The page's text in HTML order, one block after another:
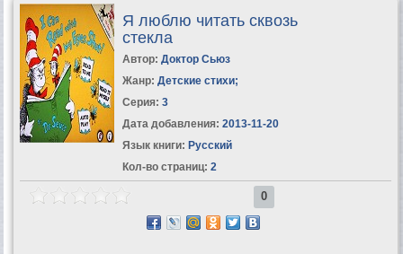
Я люблю читать сквозь
стекла
Автор: Доктор Сьюз
Жанр: Детские стихи;
Серия: 3
Дата добавления: 2013-11-20
Язык книги: Русский
Кол-во страниц: 2
0